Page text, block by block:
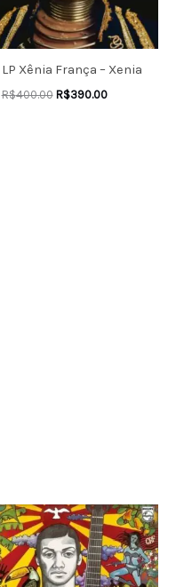
LP Xênia França – Xenia
R$400.00 R$390.00